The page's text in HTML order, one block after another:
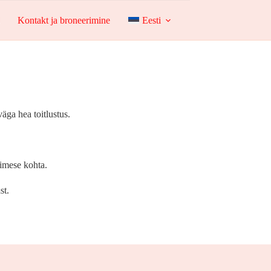
Kontakt ja broneerimine Eesti
hea toitlustus.
kohta.